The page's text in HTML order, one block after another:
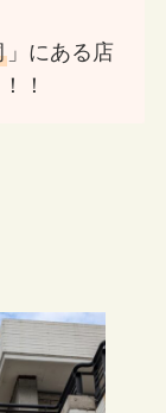
」にある店
！